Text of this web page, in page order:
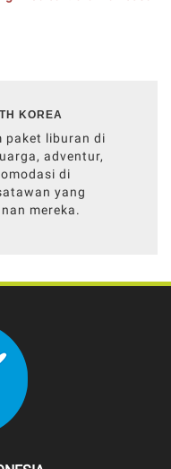
KOREA
paket liburan di
adventur,
di
yang
mereka.